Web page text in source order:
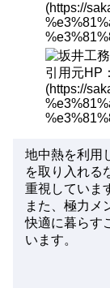
(https://
引用元HP
(https://
地中熱を利用
を取り入れる
重視していま
また、 極力メ
快適に暮らす
います。